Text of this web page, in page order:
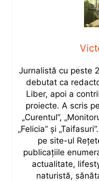
Jurnalistă cu peste
debutat ca
Liber, apoi a
proiecte. A scris
„Curentul”,
„Felicia” și
pe site-ul
publicațiile
actualitate,
naturistă,